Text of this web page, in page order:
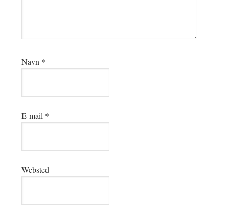
Navn *
E-mail *
Websted